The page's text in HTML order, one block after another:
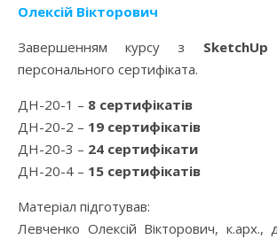
Олексій Вікторович
Завершенням курсу з SketchUp
персонального сертифіката.
ДН-20-1 – 8 сертифікатів
ДН-20-2 – 19 сертифікатів
ДН-20-3 – 24 сертифікати
ДН-20-4 – 15 сертифікатів
Матеріал підготував:
Левченко Олексій Вікторович,